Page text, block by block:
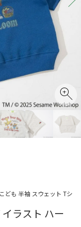
ども 半袖 スウェット Tシ
ラスト ハー